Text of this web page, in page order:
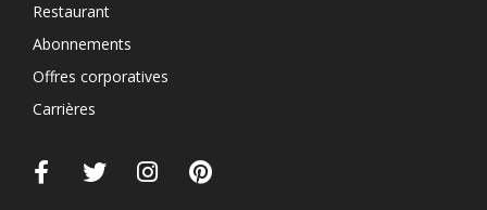
Restaurant
Abonnements
Offres corporatives
Carrières